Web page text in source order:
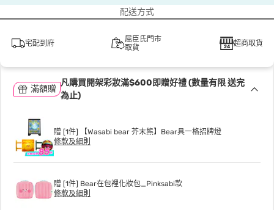
配送方式
宅配到府
屈臣氏門市
取貨
超商取貨
滿額贈
凡購買開架彩妝滿$600即贈好禮 (數量有限 送完
為止)
贈 [1件] 【Wasabi bear 芥末熊】Bear具一格招牌燈
條款及細則
贈 [1件] Bear在包裡化妝包_Pinksabi款
條款及細則